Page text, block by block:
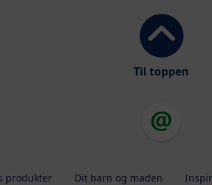
Til toppen
produkter Dit barn og maden